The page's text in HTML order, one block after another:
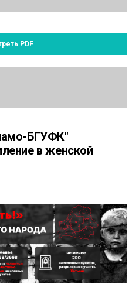
PDF
БГУФК"
в женской